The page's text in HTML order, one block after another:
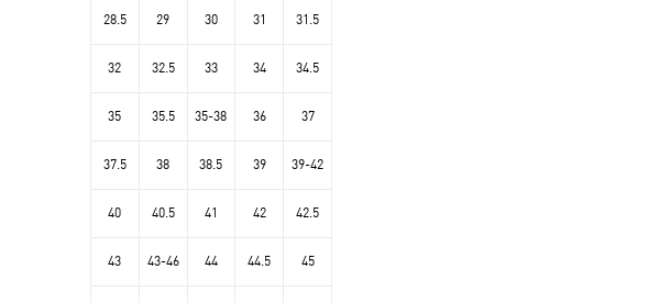
28.5 29 30 31 31.5
32 32.5 33 34 34.5
35 35.5 35-38 36 37
37.5 38 38.5 39 39-42
40 40.5 41 42 42.5
43 43-46 44 44.5 45